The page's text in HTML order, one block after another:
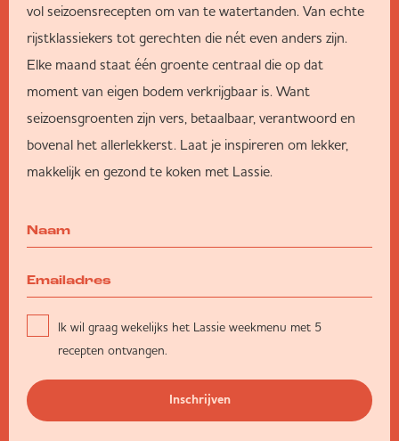
vol seizoensrecepten om van te watertanden. Van echte
rijstklassiekers tot gerechten die nét even anders zijn.
Elke maand staat één groente centraal die op dat
moment van eigen bodem verkrijgbaar is. Want
seizoensgroenten zijn vers, betaalbaar, verantwoord en
bovenal het allerlekkerst. Laat je inspireren om lekker,
makkelijk en gezond te koken met Lassie.
Ik wil graag wekelijks het Lassie weekmenu met 5
recepten ontvangen.
Inschrijven